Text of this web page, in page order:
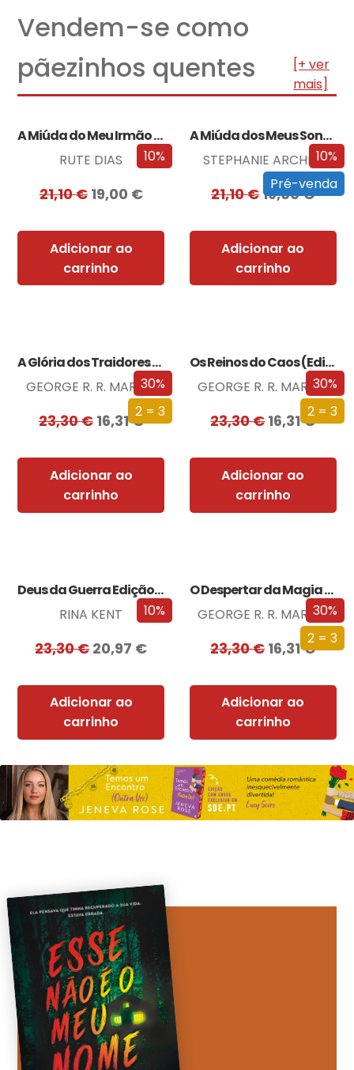
Vendem-se como
pãezinhos quentes
[+ ver
mais]
10%
A Miúda do Meu Irmão – Edição…
RUTE DIAS
21,10€ 19,00 €
Adicionar ao
carrinho
10%
Pré-venda
A Miúda dos Meus Sonhos – Edição…
STEPHANIE ARCHER
21,10€19,00€
Adicionar ao
carrinho
30%
2 = 3
A Glória dos Traidores (Edição especial limitada)
GEORGE R. R. MARTIN
23,30€ 16,31€
Adicionar ao
carrinho
30%
2 = 3
Os Reinos do Caos (Edição especial limitada)
GEORGE R. R. MARTIN
23,30€16,31€
Adicionar ao
carrinho
10%
Deus da Guerra Edição com EDGES
RINA KENT
23,30€20,97 €
Adicionar ao
carrinho
30%
2 = 3
O Despertar da Magia (Edição especial limitada)
GEORGE R. R. MARTIN
23,30€16,31€
Adicionar ao
carrinho